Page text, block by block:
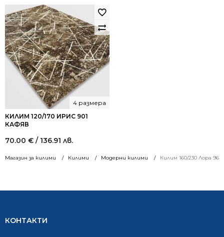
Магазин за килими Килими Модерни килими Килим 160/230 Лора
КИЛИМ 120/170 ИРИС 901
КАФЯВ
4 размера
70.00 € / 136.91 лв.
КОНТАКТИ